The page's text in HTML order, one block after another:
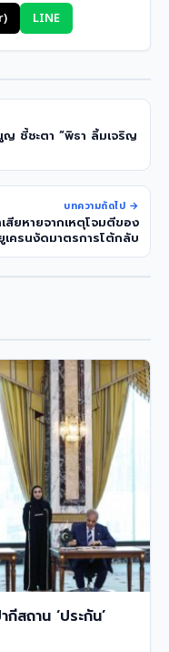
LINE
ชี้ชะตา “พิธา ลิ้มเจริญ
บทความถัดไป →
สียหายจากเหตุโจมตีของ
เครนงัดมาตรการโต้กลับ
ถาน ‘ประกัน’